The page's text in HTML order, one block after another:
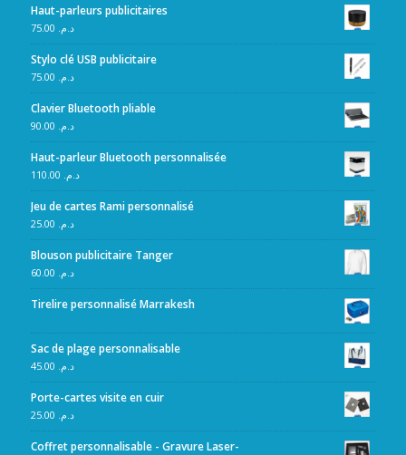
Haut-parleurs publicitaires
د.م.
Stylo clé USB publicitaire
د.م.
Clavier Bluetooth pliable
د.م.
Haut-parleur Bluetooth personnalisée
د.م.
Jeu de cartes Rami personnalisé
د.م.
Blouson publicitaire Tanger
د.م.
Tirelire personnalisé Marrakesh
Sac de plage personnalisable
د.م.
Porte-cartes visite en cuir
د.م.
Coffret personnalisable - Gravure Laser-